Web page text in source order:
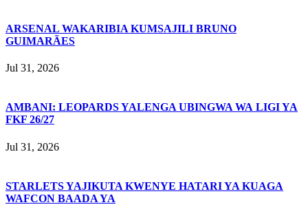
ARSENAL WAKARIBIA KUMSAJILI BRUNO
GUIMARÃES
Jul 31, 2026
AMBANI: LEOPARDS YALENGA UBINGWA WA LIGI YA
FKF 26/27
Jul 31, 2026
STARLETS YAJIKUTA KWENYE HATARI YA KUAGA
WAFCON BAADA YA